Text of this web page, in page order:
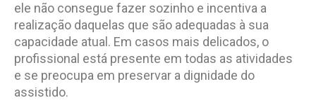
ele não consegue fazer sozinho e incentiva a
realização daquelas que são adequadas à sua
capacidade atual. Em casos mais delicados, o
profissional está presente em todas as atividades
e se preocupa em preservar a dignidade do
assistido.